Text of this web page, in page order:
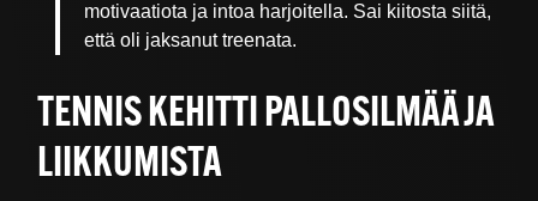
motivaatiota ja intoa harjoitella. Sai kiitosta siitä,
että oli jaksanut treenata.
TENNIS KEHITTI PALLOSILMÄÄ JA
LIIKKUMISTA